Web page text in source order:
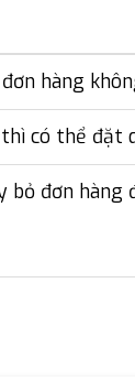
hàng
có thể đặt
đơn hàng